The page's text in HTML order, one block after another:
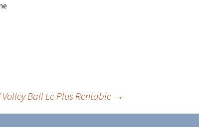
Ball Le Plus Rentable →